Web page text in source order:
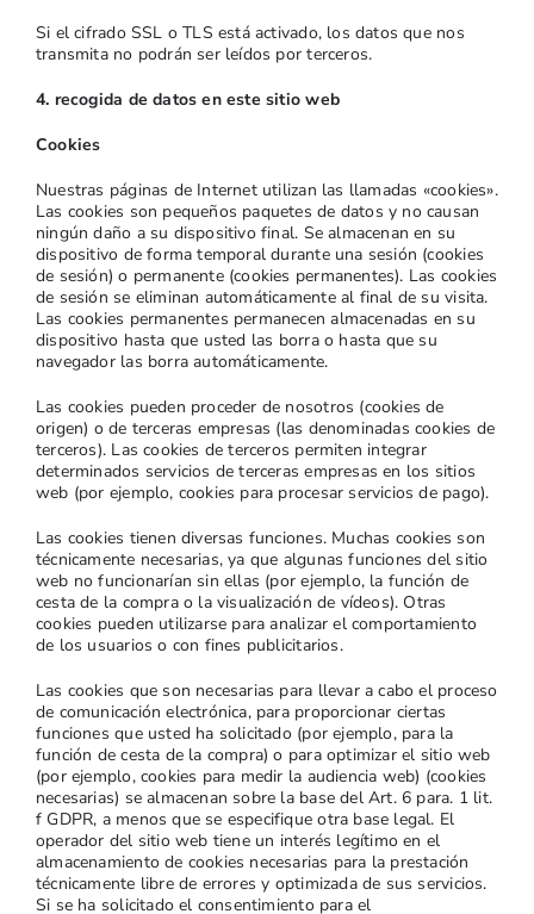
Si el cifrado SSL o TLS está activado, los datos que nos
transmita no podrán ser leídos por terceros.
4. recogida de datos en este sitio web
Cookies
Nuestras páginas de Internet utilizan las llamadas «cookies».
Las cookies son pequeños paquetes de datos y no causan
ningún daño a su dispositivo final. Se almacenan en su
dispositivo de forma temporal durante una sesión (cookies
de sesión) o permanente (cookies permanentes). Las cookies
de sesión se eliminan automáticamente al final de su visita.
Las cookies permanentes permanecen almacenadas en su
dispositivo hasta que usted las borra o hasta que su
navegador las borra automáticamente.
Las cookies pueden proceder de nosotros (cookies de
origen) o de terceras empresas (las denominadas cookies de
terceros). Las cookies de terceros permiten integrar
determinados servicios de terceras empresas en los sitios
web (por ejemplo, cookies para procesar servicios de pago).
Las cookies tienen diversas funciones. Muchas cookies son
técnicamente necesarias, ya que algunas funciones del sitio
web no funcionarían sin ellas (por ejemplo, la función de
cesta de la compra o la visualización de vídeos). Otras
cookies pueden utilizarse para analizar el comportamiento
de los usuarios o con fines publicitarios.
Las cookies que son necesarias para llevar a cabo el proceso
de comunicación electrónica, para proporcionar ciertas
funciones que usted ha solicitado (por ejemplo, para la
función de cesta de la compra) o para optimizar el sitio web
(por ejemplo, cookies para medir la audiencia web) (cookies
necesarias) se almacenan sobre la base del Art. 6 para. 1 lit.
f GDPR, a menos que se especifique otra base legal. El
operador del sitio web tiene un interés legítimo en el
almacenamiento de cookies necesarias para la prestación
técnicamente libre de errores y optimizada de sus servicios.
Si se ha solicitado el consentimiento para el